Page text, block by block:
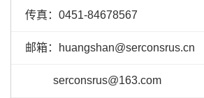
传真：0451-84678567
邮箱：huangshan@serconsrus.cn
serconsrus@163.com